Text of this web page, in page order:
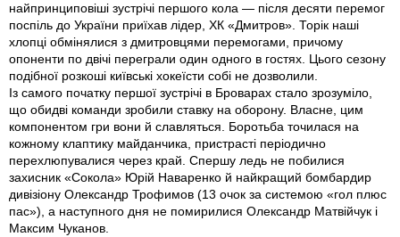
найпринциповіші зустрічі першого кола — після десяти перемог
поспіль до України приїхав лідер, ХК «Дмитров». Торік наші
хлопці обмінялися з дмитровцями перемогами, причому
опоненти по двічі переграли один одного в гостях. Цього сезону
подібної розкоші київські хокеїсти собі не дозволили.
Із самого початку першої зустрічі в Броварах стало зрозуміло,
що обидві команди зробили ставку на оборону. Власне, цим
компонентом гри вони й славляться. Боротьба точилася на
кожному клаптику майданчика, пристрасті періодично
перехлюпувалися через край. Спершу ледь не побилися
захисник «Сокола» Юрій Наваренко й найкращий бомбардир
дивізіону Олександр Трофимов (13 очок за системою «гол плюс
пас»), а наступного дня не помирилися Олександр Матвійчук і
Максим Чуканов.